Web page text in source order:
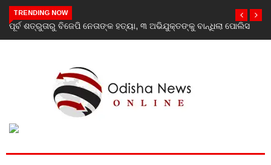
TRENDING NOW
ବାନ୍ଧିଲା ପୋଲିସ ‘Youth don’t need his certificate’: Priyanka
RSS chief Mohan Bhagwat’s Gen Z remarks